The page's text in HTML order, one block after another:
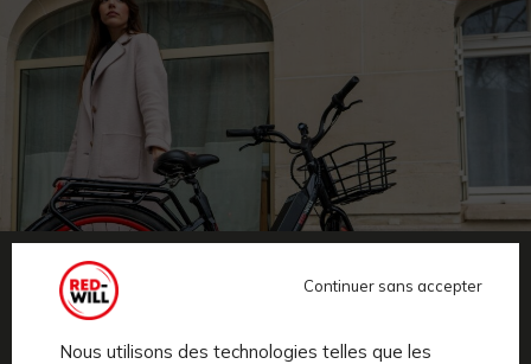
Nous utilisons des technologies telles que les
Continuer sans accepter